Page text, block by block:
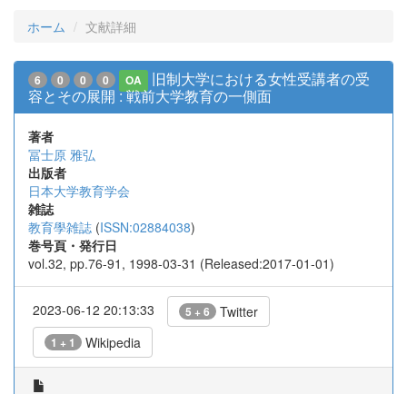
ホーム 文献詳細
6 0 0 0 OA
旧制大学における女性受講者の受
容とその展開 : 戦前大学教育の一側面
著者
冨士原 雅弘
出版者
日本大学教育学会
雑誌
教育學雑誌 (ISSN:02884038)
巻号頁・発行日
vol.32, pp.76-91, 1998-03-31 (Released:2017-01-01)
2023-06-12 20:13:33 5 + 6 Twitter
1 + 1 Wikipedia